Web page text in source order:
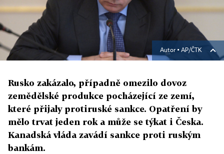
Autor ▪ AP/ČTK
Rusko zakázalo, případně omezilo dovoz
zemědělské produkce pocházející ze zemí,
které přijaly protiruské sankce. Opatření by
mělo trvat jeden rok a může se týkat i Česka.
Kanadská vláda zavádí sankce proti ruským
bankám.